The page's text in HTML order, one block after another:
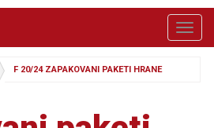
F 20/24 ZAPAKOVANI PAKETI HRANE